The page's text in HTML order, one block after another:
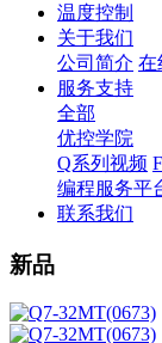
温度控制
关于我们
公司简介 在
服务支持
全部
优控学院
Q系列视频
编程服务平
联系我们
新品